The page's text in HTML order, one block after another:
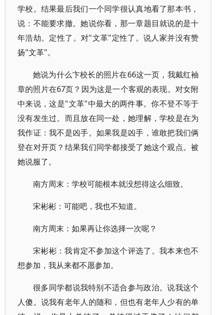
学校。结果最后我们一个同学很认真地看了那本书，
说：不能要求撤。她说你看，那一章题目就说的是十
年浩劫。定性了。对"文革"定性了。说人家并没有赞
扬"文革"。
她说为什么卞校长的照片在66这一页，我戴红袖
章的照片在67页？因为这是一个客观的表现。对女附
中来说，这是"文革"中最大的两件事。你不登不等于
没有发生过。而且放在同一处，她理解，学校是在为
我作证：我不是凶手。如果我是凶手，谁敢把我们俩
登在对开页？结果我们同学都接受了她这个观点。被
她说服了。
南方周末：学校可能根本就没想得这么细致。
宋彬彬：可能吧，我也不知道。
南方周末：如果再让你选择一次呢？
宋彬彬：我肯定不参加这个评选了。我本来也不
想参加，我从来都不愿参加。
很多同学都说我特别不适合参与政治。说我这个
人傻。说我有老年人的随和，但也有老年人少有的单